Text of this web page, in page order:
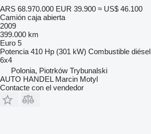
ARS 68.970.000 EUR 39.900 ≈ US$ 46.100
Camión caja abierta
2009
399.000 km
Euro 5
Potencia 410 Hp (301 kW) Combustible diésel
6x4
Polonia, Piotrków Trybunalski
AUTO HANDEL Marcin Motyl
Contacte con el vendedor